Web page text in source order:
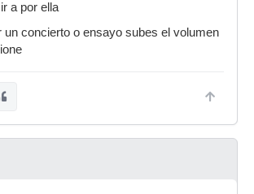
a por ella
un concierto o ensayo subes el volumen